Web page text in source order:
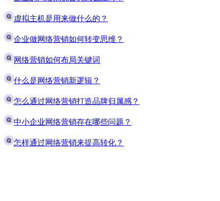
虚拟主机是用来做什么的？
企业做网络营销如何转变思维？
网络营销如何布局关键词
什么是网络营销新逻辑？
怎么通过网络营销打造品牌归属感？
中小企业网络营销存在哪些问题？
怎样通过网络营销来提高转化？